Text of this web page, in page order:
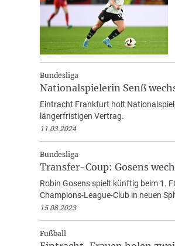
Bundesliga
Nationalspielerin Senß
Eintracht Frankfurt holt
längerfristigen Vertrag.
11.03.2024
Bundesliga
Transfer-Coup: Gosens
Robin Gosens spielt künftig beim 1.
Champions-League-Club in neuen
15.08.2023
Fußball